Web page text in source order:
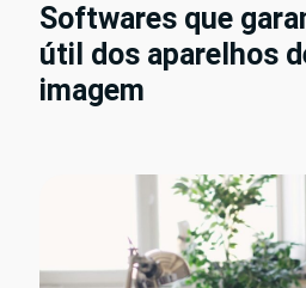
Softwares que
útil dos aparelhos
imagem